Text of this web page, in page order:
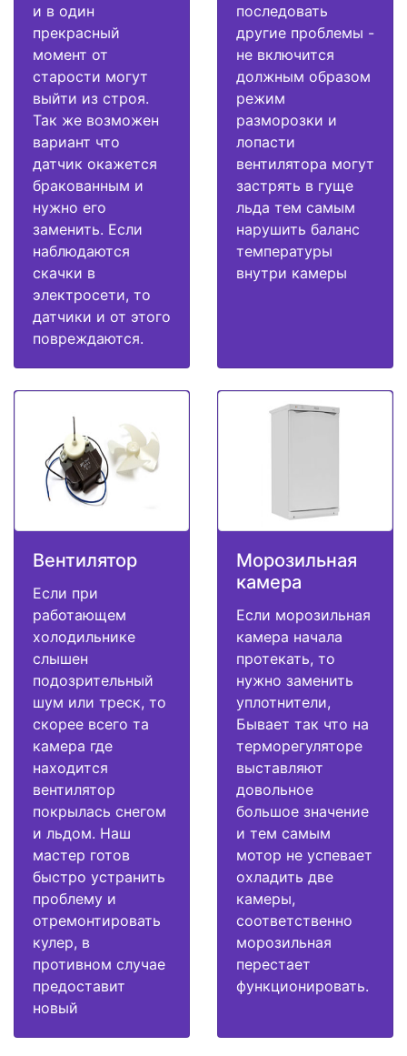
и в один
прекрасный
момент от
старости могут
выйти из строя.
Так же возможен
вариант что
датчик окажется
бракованным и
нужно его
заменить. Если
наблюдаются
скачки в
электросети, то
датчики и от этого
повреждаются.
последовать
другие проблемы -
не включится
должным образом
режим
разморозки и
лопасти
вентилятора могут
застрять в гуще
льда тем самым
нарушить баланс
температуры
внутри камеры
Вентилятор
Если при
работающем
холодильнике
слышен
подозрительный
шум или треск, то
скорее всего та
камера где
находится
вентилятор
покрылась снегом
и льдом. Наш
мастер готов
быстро устранить
проблему и
отремонтировать
кулер, в
противном случае
предоставит
новый
Морозильная
камера
Если морозильная
камера начала
протекать, то
нужно заменить
уплотнители,
Бывает так что на
терморегуляторе
выставляют
довольное
большое значение
и тем самым
мотор не успевает
охладить две
камеры,
соответственно
морозильная
перестает
функционировать.